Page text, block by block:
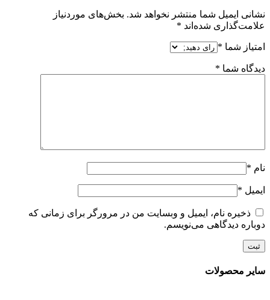
نشانی ایمیل شما منتشر نخواهد شد. بخش‌های موردنیاز
علامت‌گذاری شده‌اند *
امتیاز شما *
دیدگاه شما *
نام *
ایمیل *
ذخیره نام، ایمیل و وبسایت من در مرورگر برای زمانی که
دوباره دیدگاهی می‌نویسم.
سایر محصولات